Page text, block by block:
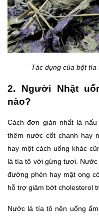
Tác dụng của bột
2. Người Nhật
nào?
Cách đơn giản nhất là
thêm nước cốt chanh hay
hay một cách uống khác
lá tía tô với gừng tươi. Nước
đường phèn hay mật ong
hỗ trợ giảm bớt cholesterol
Nước lá tía tô nên uống